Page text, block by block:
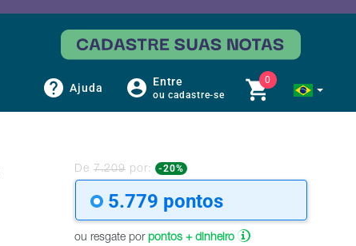
Ajuda Entre
ou cadastre-se
0
De 7.209 por: -20%
5.779 pontos
ou resgate por pontos + dinheiro